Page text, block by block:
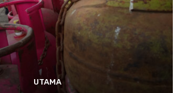
UTAMA